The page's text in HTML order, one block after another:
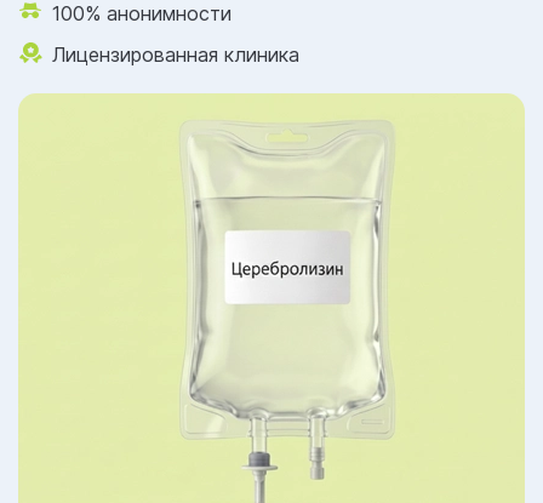
100% анонимности
Лицензированная клиника